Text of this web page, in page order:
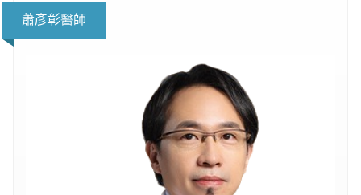
蕭彥彰醫師